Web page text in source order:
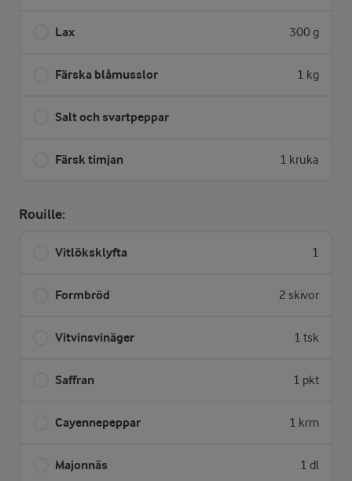
Lax 300 g
Färska blåmusslor 1 kg
Salt och svartpeppar
Färsk timjan 1 kruka
Rouille:
Vitlöksklyfta 1
Formbröd 2 skivor
Vitvinsvinäger 1 tsk
Saffran 1 pkt
Cayennepeppar 1 krm
Majonnäs 1 dl